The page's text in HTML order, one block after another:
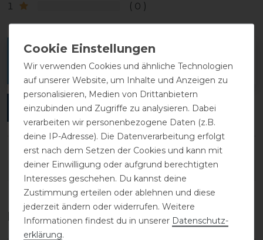
1
0
Melde dich an, um eine Kundenrezension zu
verfassen.
ANMELDEN
DETAILS ZUR PRODUKTSICHERHEIT
Das perfekte Zubehör für dich
Wir verwenden Cookies und ähnliche Technologien
auf unserer Website, um Inhalte und Anzeigen zu
personalisieren, Medien von Drittanbietern
einzubinden und Zugriffe zu analysieren. Dabei
verarbeiten wir personenbezogene Daten (z.B.
deine IP-Adresse). Die Datenverarbeitung erfolgt
erst nach dem Setzen der Cookies und kann mit
deiner Einwilligung oder aufgrund berechtigten
Interesses geschehen. Du kannst deine
Zustimmung erteilen oder ablehnen und diese
jederzeit ändern oder widerrufen. Weitere
Informationen findest du in unserer Daten­schutz­
erklärung.